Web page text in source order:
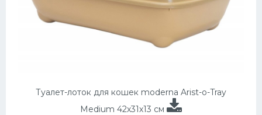
Туалет-лоток для кошек moderna Arist-o-Tray
Medium 42х31х13 см